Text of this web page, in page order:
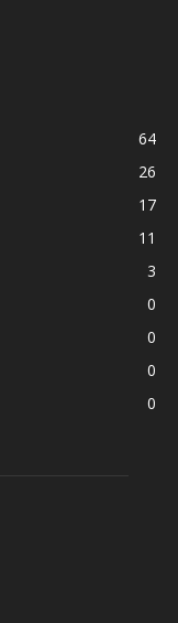
64
26
17
11
3
0
0
0
0